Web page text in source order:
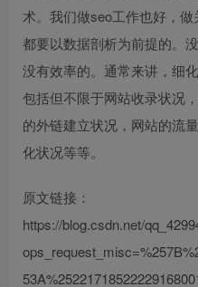
术。我们做seo工作也好，做
都要以数据剖析为前提的。
没有效率的。通常来讲，细
包括但不限于网站收录状况
的外链建立状况，网站的流
化状况等等。
原文链接：
https://blog.csdn.net/